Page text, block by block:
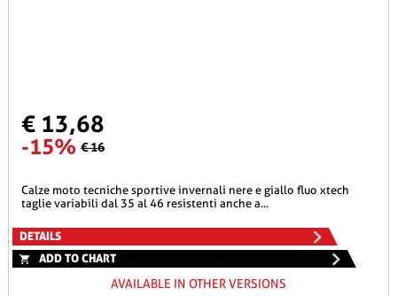
€ 13,68
-15% € 16
calze moto tecniche sportive invernali nere e giallo fluo xtech
taglie variabili dal 35 al 46 resistenti anche a...
DETAILS
ADD TO CHART
AVAILABLE IN OTHER VERSIONS